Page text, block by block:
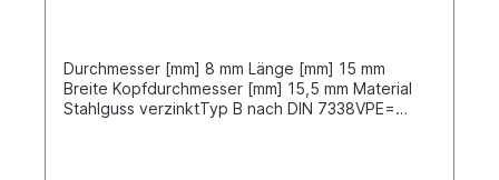
Durchmesser [mm] 8 mm Länge [mm] 15 mm
Breite Kopfdurchmesser [mm] 15,5 mm Material
Stahlguss verzinktTyp B nach DIN 7338VPE=